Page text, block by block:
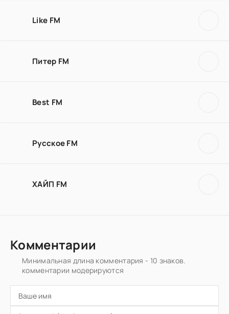
Like FM
Питер FM
Best FM
Русское FM
ХАЙП FM
Комментарии
Минимальная длина комментария - 10 знаков.
комментарии модерируются